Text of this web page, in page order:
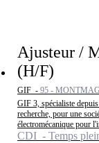
Ajusteur /
(H/F)
GIF - 95 -
GIF 3, spécialiste
recherche, pour une
électromécanique pour
CDI - Temps